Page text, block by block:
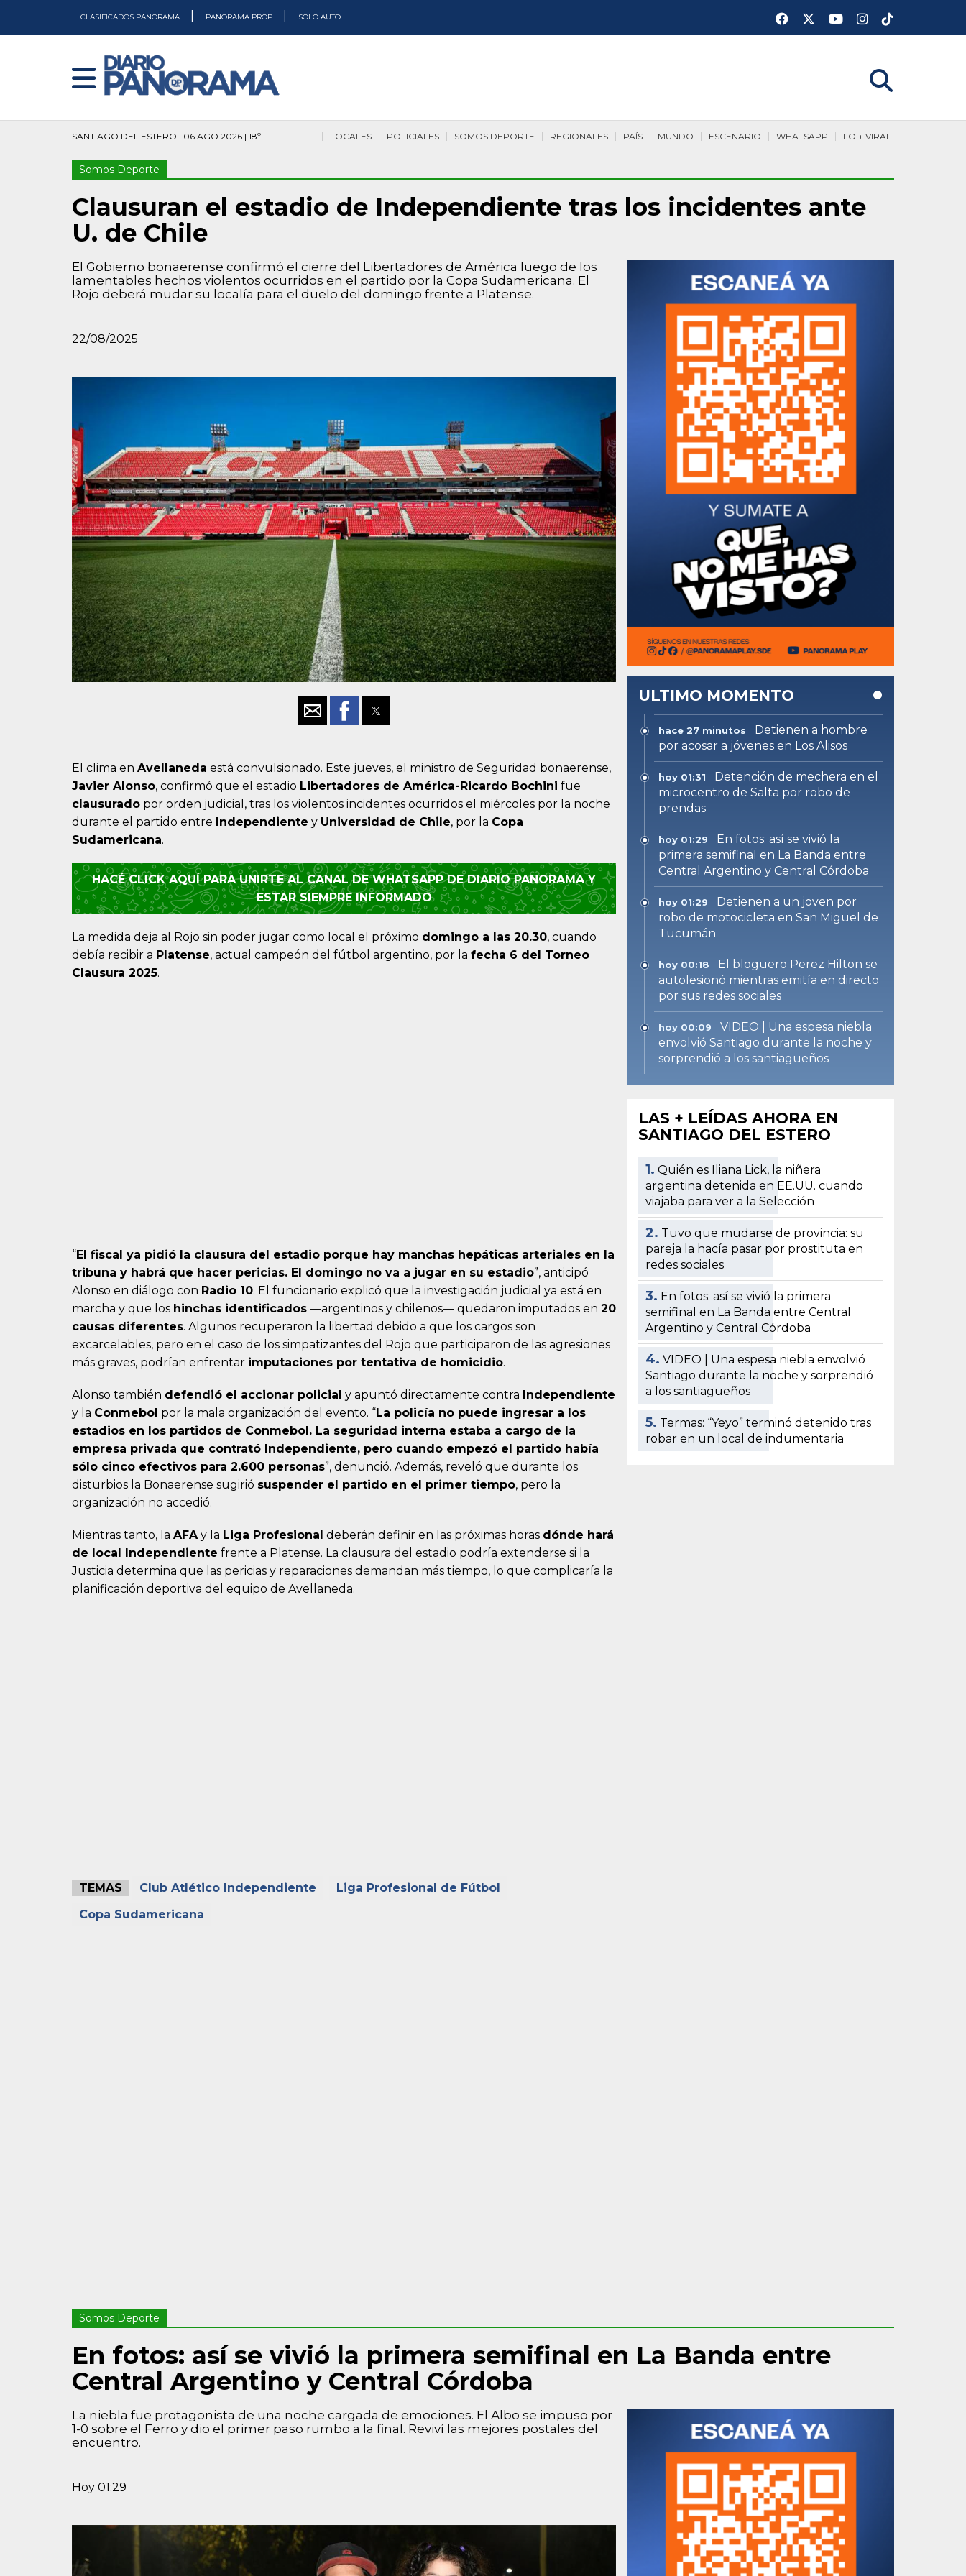
CLASIFICADOS PANORAMA PANORAMA PROP SOLO AUTO
SANTIAGO DEL ESTERO | 06 AGO 2026 | 18º LO + VIRAL
WHATSAPP
ESCENARIO
MUNDO
PAÍS
REGIONALES
SOMOS DEPORTE
POLICIALES
LOCALES
Somos Deporte
Clausuran el estadio de Independiente tras los incidentes ante
U. de Chile
El Gobierno bonaerense confirmó el cierre del Libertadores de América luego de los
lamentables hechos violentos ocurridos en el partido por la Copa Sudamericana. El
Rojo deberá mudar su localía para el duelo del domingo frente a Platense.
22/08/2025
El clima en Avellaneda está convulsionado. Este jueves, el ministro de Seguridad bonaerense,
Javier Alonso, confirmó que el estadio Libertadores de América-Ricardo Bochini fue
clausurado por orden judicial, tras los violentos incidentes ocurridos el miércoles por la noche
durante el partido entre Independiente y Universidad de Chile, por la Copa
Sudamericana.
HACÉ CLICK AQUÍ PARA UNIRTE AL CANAL DE WHATSAPP DE DIARIO PANORAMA Y
ESTAR SIEMPRE INFORMADO
La medida deja al Rojo sin poder jugar como local el próximo domingo a las 20.30, cuando
debía recibir a Platense, actual campeón del fútbol argentino, por la fecha 6 del Torneo
Clausura 2025.
“El fiscal ya pidió la clausura del estadio porque hay manchas hepáticas arteriales en la
tribuna y habrá que hacer pericias. El domingo no va a jugar en su estadio”, anticipó
Alonso en diálogo con Radio 10. El funcionario explicó que la investigación judicial ya está en
marcha y que los hinchas identificados —argentinos y chilenos— quedaron imputados en 20
causas diferentes. Algunos recuperaron la libertad debido a que los cargos son
excarcelables, pero en el caso de los simpatizantes del Rojo que participaron de las agresiones
más graves, podrían enfrentar imputaciones por tentativa de homicidio.
Alonso también defendió el accionar policial y apuntó directamente contra Independiente
y la Conmebol por la mala organización del evento. “La policía no puede ingresar a los
estadios en los partidos de Conmebol. La seguridad interna estaba a cargo de la
empresa privada que contrató Independiente, pero cuando empezó el partido había
sólo cinco efectivos para 2.600 personas”, denunció. Además, reveló que durante los
disturbios la Bonaerense sugirió suspender el partido en el primer tiempo, pero la
organización no accedió.
Mientras tanto, la AFAy la Liga Profesional deberán definir en las próximas horas dónde hará
de local Independiente frente a Platense. La clausura del estadio podría extenderse si la
Justicia determina que las pericias y reparaciones demandan más tiempo, lo que complicaría la
planificación deportiva del equipo de Avellaneda.
TEMAS Club Atlético Independiente
Liga Profesional de Fútbol
Copa Sudamericana
ULTIMO MOMENTO
hace 27 minutos
Detienen a hombre
por acosar a jóvenes en Los Alisos
hoy 01:31
Detención de mechera en el
microcentro de Salta por robo de
prendas
hoy 01:29
En fotos: así se vivió la
primera semifinal en La Banda entre
Central Argentino y Central Córdoba
hoy 01:29
Detienen a un joven por
robo de motocicleta en San Miguel de
Tucumán
hoy 00:18
El bloguero Perez Hilton se
autolesionó mientras emitía en directo
por sus redes sociales
hoy 00:09
VIDEO | Una espesa niebla
envolvió Santiago durante la noche y
sorprendió a los santiagueños
LAS + LEÍDAS AHORA EN
SANTIAGO DEL ESTERO
1. Quién es Iliana Lick, la niñera
argentina detenida en EE.UU. cuando
viajaba para ver a la Selección
2. Tuvo que mudarse de provincia: su
pareja la hacía pasar por prostituta en
redes sociales
3. En fotos: así se vivió la primera
semifinal en La Banda entre Central
Argentino y Central Córdoba
4. VIDEO | Una espesa niebla envolvió
Santiago durante la noche y sorprendió
a los santiagueños
5. Termas: “Yeyo” terminó detenido tras
robar en un local de indumentaria